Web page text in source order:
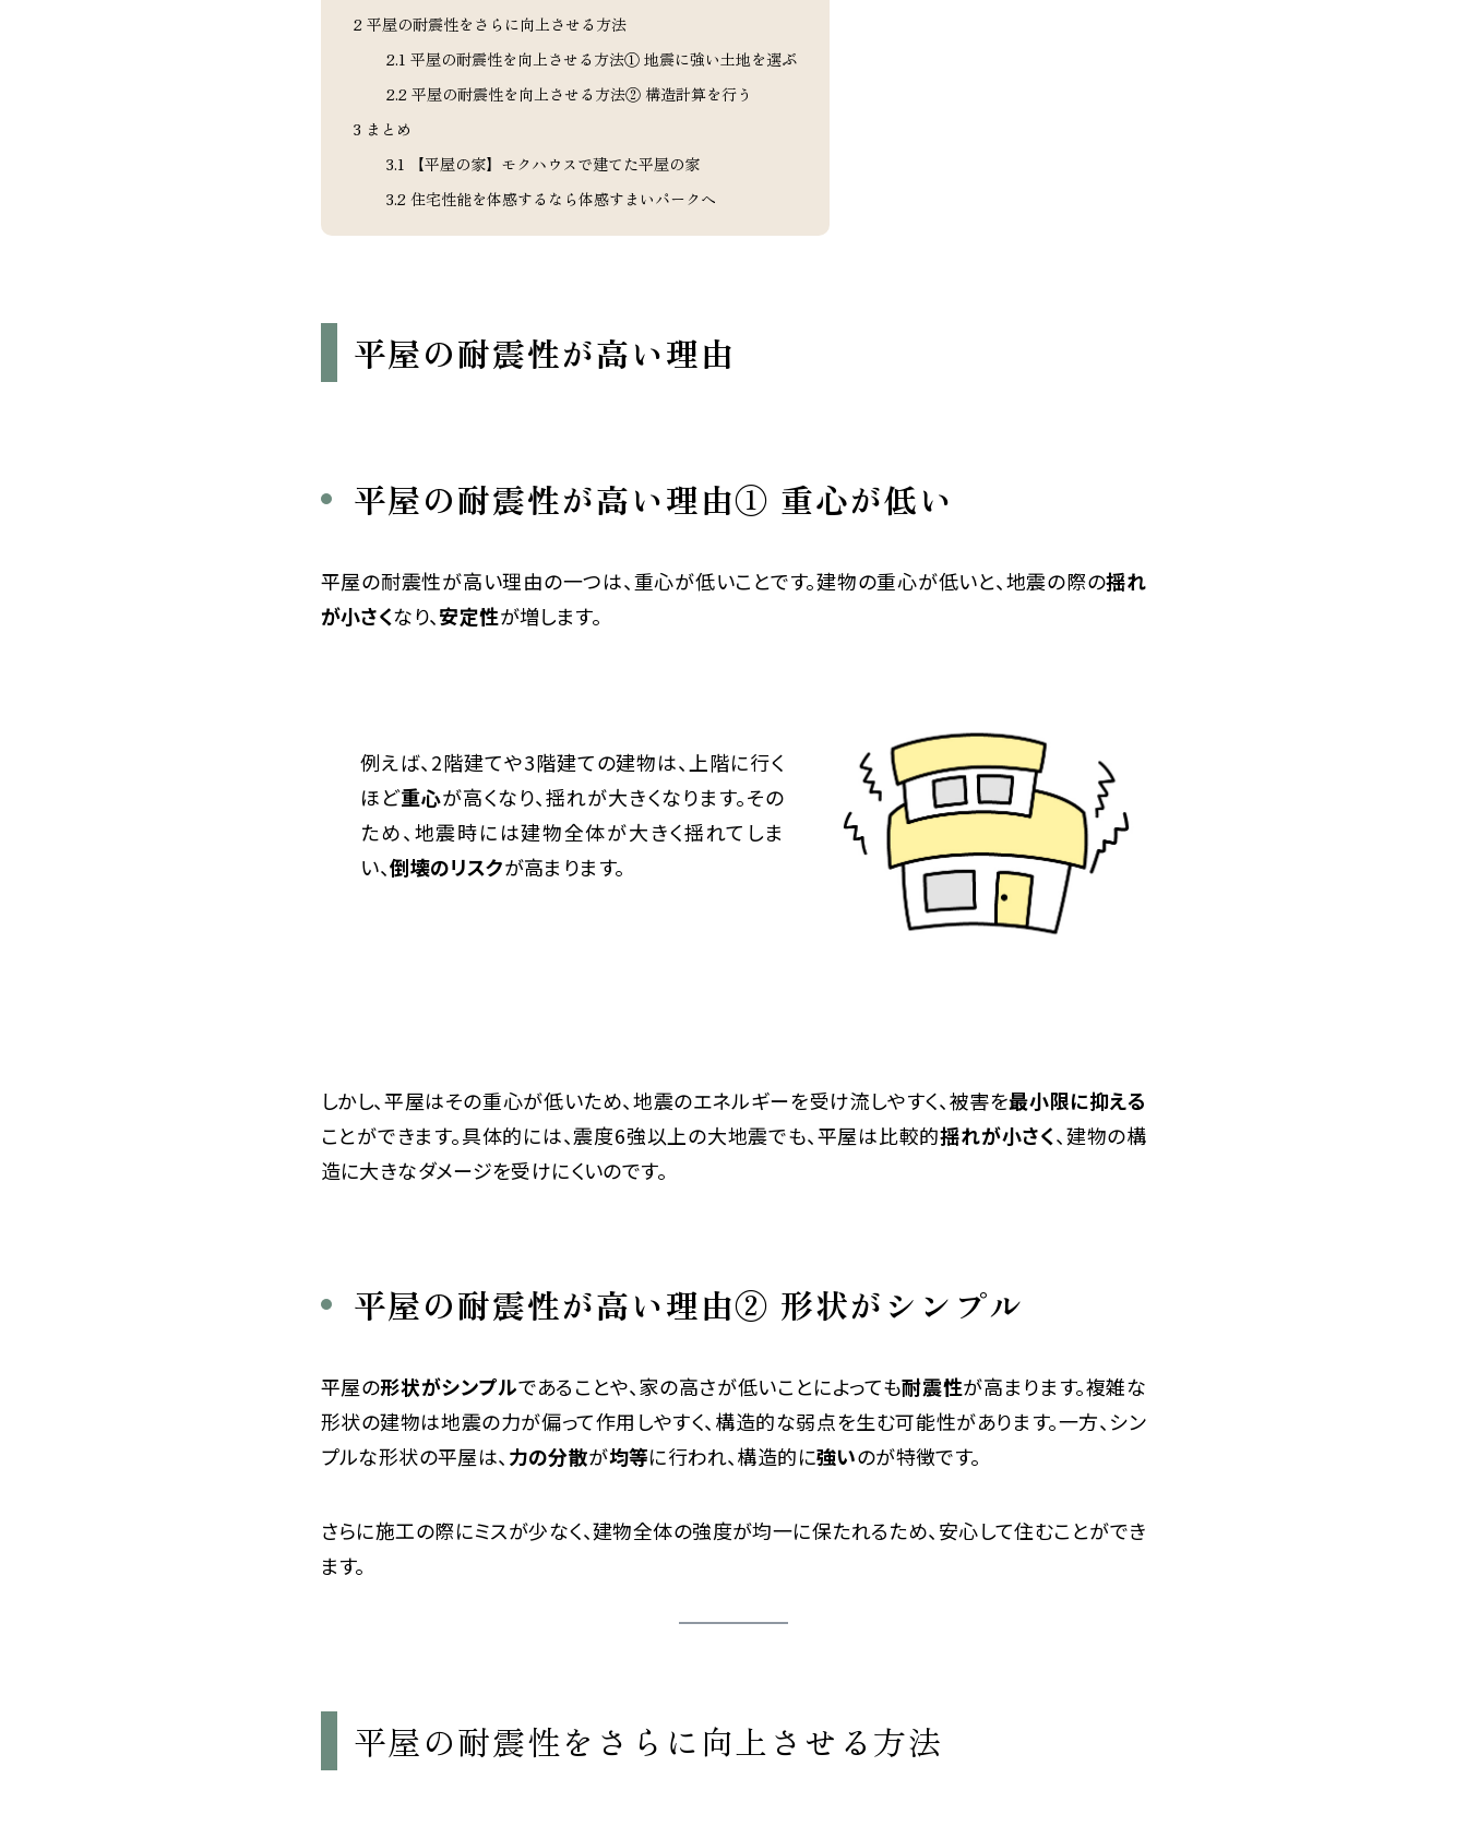
2 平屋の耐震性をさらに向上させる方法
2.1 平屋の耐震性を向上させる方法① 地震に強い土地を選ぶ
2.2 平屋の耐震性を向上させる方法② 構造計算を行う
3 まとめ
3.1 【平屋の家】モクハウスで建てた平屋の家
3.2 住宅性能を体感するなら体感すまいパークへ
平屋の耐震性が高い理由
平屋の耐震性が高い理由① 重心が低い
平屋の耐震性が高い理由の一つは、重心が低いことです。建物の重心が低いと、地震の際の揺れ
が小さくなり、安定性が増します。
例えば、2階建てや3階建ての建物は、上階に行く
ほど重心が高くなり、揺れが大きくなります。その
ため、地震時には建物全体が大きく揺れてしま
い、倒壊のリスクが高まります。
しかし、平屋はその重心が低いため、地震のエネルギーを受け流しやすく、被害を最小限に抑える
ことができます。具体的には、震度6強以上の大地震でも、平屋は比較的揺れが小さく、建物の構
造に大きなダメージを受けにくいのです。
平屋の耐震性が高い理由② 形状がシンプル
平屋の形状がシンプルであることや、家の高さが低いことによっても耐震性が高まります。複雑な
形状の建物は地震の力が偏って作用しやすく、構造的な弱点を生む可能性があります。一方、シン
プルな形状の平屋は、 力の分散が均等に行われ、構造的に強いのが特徴です。
さらに施工の際にミスが少なく、建物全体の強度が均一に保たれるため、安心して住むことができ
ます。
平屋の耐震性をさらに向上させる方法